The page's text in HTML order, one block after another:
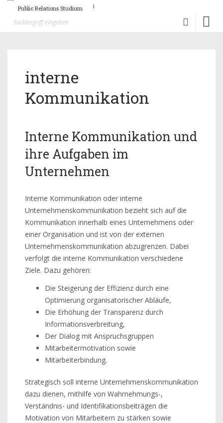
Public Relations Studium
interne
Kommunikation
Interne Kommunikation und
ihre Aufgaben im
Unternehmen
Interne Kommunikation oder interne
Unternehmenskommunikation bezieht sich auf die
Kommunikation innerhalb eines Unternehmens oder
einer Organisation und ist von der externen
Unternehmenskommunikation abzugrenzen. Dabei
verfolgt die interne Kommunikation verschiedene
Ziele. Dazu gehören:
Die Steigerung der Effizienz durch eine
Optimierung organisatorischer Abläufe,
Die Erhöhung der Transparenz durch
Informationsverbreitung,
Der Dialog mit Anspruchsgruppen
Mitarbeitermotivation sowie
Mitarbeiterbindung.
Strategisch soll interne Unternehmenskommunikation
dazu dienen, mithilfe von Wahrnehmungs-,
Verständnis- und Identifikationsbeiträgen die
Motivation von Mitarbeitern zu stärken sowie